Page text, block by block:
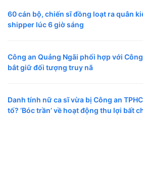
60 cán bộ, chiến sĩ đồng loạt ra quân
shipper lúc 6 giờ sáng
Công an Quảng Ngãi phối hợp với
bắt giữ đối tượng truy nã
Danh tính nữ ca sĩ vừa bị Công an
tố? ‘Bóc trần’ về hoạt động thu lợi bất